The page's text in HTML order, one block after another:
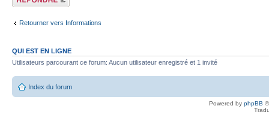
Retourner vers Informations
QUI EST EN LIGNE
Utilisateurs parcourant ce forum: Aucun utilisateur enregistré et 1 invité
Index du forum
Powered by phpBB